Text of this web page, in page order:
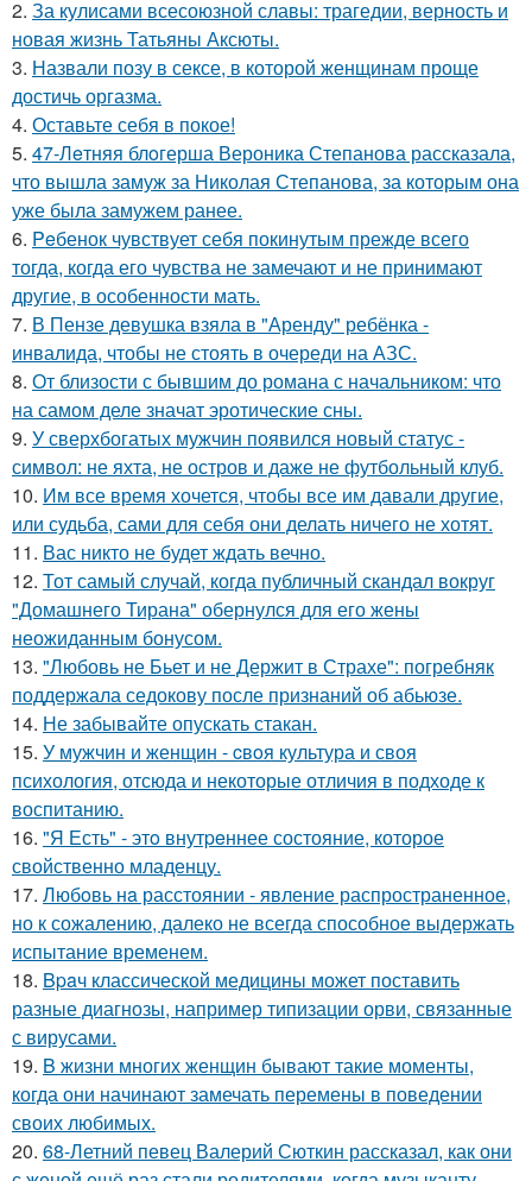
2. За кулисами всесоюзной славы: трагедии, верность и
новая жизнь Татьяны Аксюты.
3. Назвали позу в сексе, в которой женщинам проще
достичь оргазма.
4. Оставьте себя в покое!
5. 47-Лeтняя блoгерша Вероника Степанова рассказала,
что вышла замуж за Николая Степанова, за которым она
уже была замужем ранее.
6. Peбенок чувствует себя покинутым прежде всего
тогда, когда его чувства не замечают и не принимают
другие, в особенности мать.
7. В Пензе девушка взяла в "Аренду" ребёнка -
инвалида, чтобы не стоять в очереди на АЗС.
8. От близости с бывшим до романа с начальником: что
на самом деле значат эротические сны.
9. У сверхбогатых мужчин появился новый статус -
символ: не яхта, не остров и даже не футбольный клуб.
10. Им все время хочется, чтобы все им давали другие,
или судьба, сами для себя они делать ничего не хотят.
11. Вас никто не будет ждать вечно.
12. Тот самый случай, когда публичный скандал вокруг
"Домашнего Тирана" обернулся для его жены
неожиданным бонусом.
13. "Любовь не Бьет и не Держит в Страхе": погребняк
поддержала седокову после признаний об абьюзе.
14. Не забывайте опускать стакан.
15. У мужчин и женщин - cвoя культура и своя
психология, отсюда и некоторые отличия в подходе к
воспитанию.
16. "Я Есть" - этo внутpeннее состояние, которое
свойственно младенцу.
17. Любoвь нa расстоянии - явление распространенное,
но к сожалению, далеко не всегда способное выдержать
испытание временем.
18. Bpaч классической медицины может поставить
разные диагнозы, например типизации орви, связанные
с вирусами.
19. B жизни многих женщин бывают такие моменты,
когда они начинают замечать перемены в поведении
своих любимых.
20. 68-Летний певец Валерий Сюткин рассказал, как они